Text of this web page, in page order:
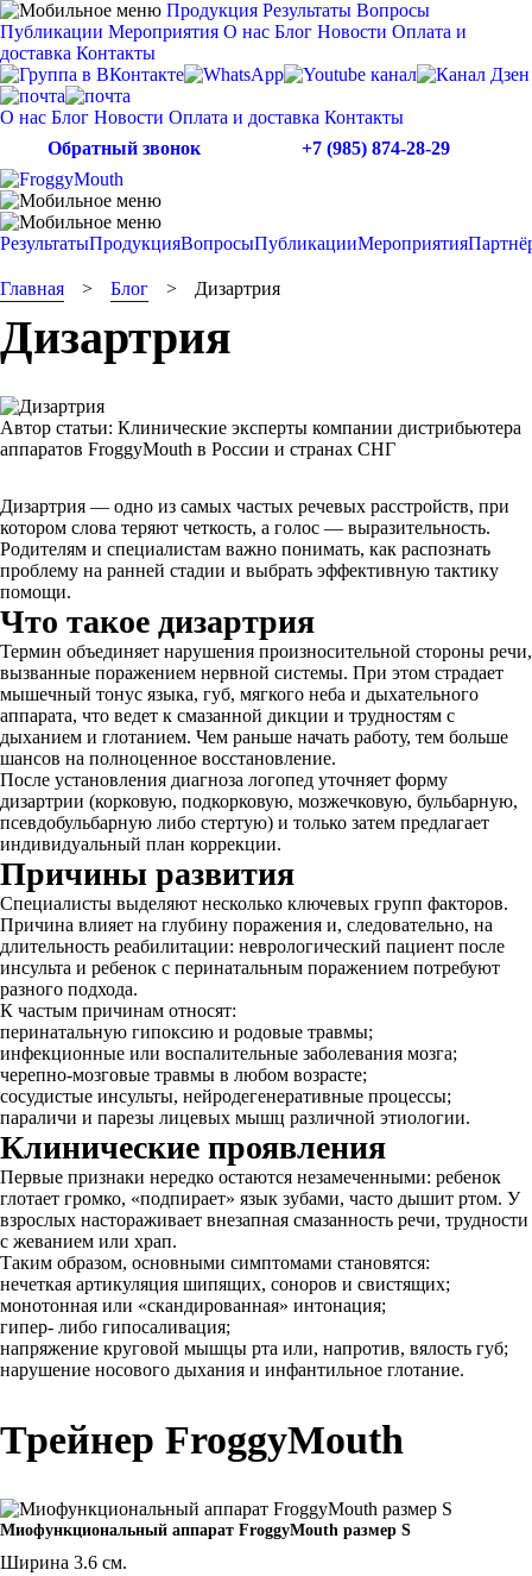
Продукция Результаты Вопросы
Публикации Мероприятия О нас Блог Новости Оплата и
доставка Контакты
О нас Блог Новости Оплата и доставка Контакты
Обратный звонок
+7 (985) 874-28-29
РезультатыПродукцияВопросыПубликацииМероприятия
Главная Блог Дизартрия
Дизартрия
Автор статьи: Клинические эксперты компании дистрибьютера
аппаратов FroggyMouth в России и странах СНГ
Дизартрия — одно из самых частых речевых расстройств, при
котором слова теряют четкость, а голос — выразительность.
Родителям и специалистам важно понимать, как распознать
проблему на ранней стадии и выбрать эффективную тактику
помощи.
Что такое дизартрия
Термин объединяет нарушения произносительной стороны речи,
вызванные поражением нервной системы. При этом страдает
мышечный тонус языка, губ, мягкого неба и дыхательного
аппарата, что ведет к смазанной дикции и трудностям с
дыханием и глотанием. Чем раньше начать работу, тем больше
шансов на полноценное восстановление.
После установления диагноза логопед уточняет форму
дизартрии (корковую, подкорковую, мозжечковую, бульбарную,
псевдобульбарную либо стертую) и только затем предлагает
индивидуальный план коррекции.
Причины развития
Специалисты выделяют несколько ключевых групп факторов.
Причина влияет на глубину поражения и, следовательно, на
длительность реабилитации: неврологический пациент после
инсульта и ребенок с перинатальным поражением потребуют
разного подхода.
К частым причинам относят:
перинатальную гипоксию и родовые травмы;
инфекционные или воспалительные заболевания мозга;
черепно‐мозговые травмы в любом возрасте;
сосудистые инсульты, нейродегенеративные процессы;
параличи и парезы лицевых мышц различной этиологии.
Клинические проявления
Первые признаки нередко остаются незамеченными: ребенок
глотает громко, «подпирает» язык зубами, часто дышит ртом. У
взрослых настораживает внезапная смазанность речи, трудности
с жеванием или храп.
Таким образом, основными симптомами становятся:
нечеткая артикуляция шипящих, соноров и свистящих;
монотонная или «скандированная» интонация;
гипер‐ либо гипосаливация;
напряжение круговой мышцы рта или, напротив, вялость губ;
нарушение носового дыхания и инфантильное глотание.
Трейнер FroggyMouth
Миофункциональный аппарат FroggyMouth размер S
Ширина 3.6 см.